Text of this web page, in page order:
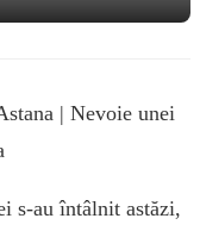
s-au întâlnit astăzi,